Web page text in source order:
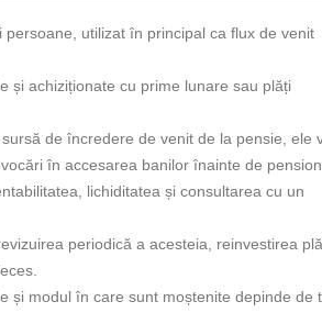
utilizat în principal ca flux de venit
și achiziționate cu prime lunare sau plăți
de încredere de venit de la pensie, ele
în accesarea banilor înainte de
lichiditatea și consultarea cu un
periodică a acesteia, reinvestirea
și modul în care sunt moștenite depinde de